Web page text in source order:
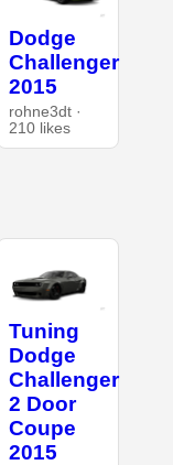
Dodge
Challenger
2015
rohne3dt ·
210 likes
Tuning
Dodge
Challenger
2 Door
Coupe
2015